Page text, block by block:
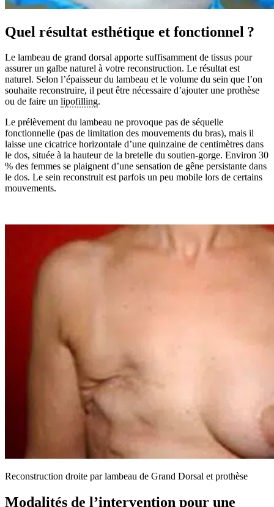
Quel résultat esthétique et fonctionnel ?
Le lambeau de grand dorsal apporte suffisamment de tissus pour
assurer un galbe naturel à votre reconstruction. Le résultat est
naturel. Selon l’épaisseur du lambeau et le volume du sein que l’on
souhaite reconstruire, il peut être nécessaire d’ajouter une prothèse
ou de faire un lipofilling.
Le prélèvement du lambeau ne provoque pas de séquelle
fonctionnelle (pas de limitation des mouvements du bras), mais il
laisse une cicatrice horizontale d’une quinzaine de centimètres dans
le dos, située à la hauteur de la bretelle du soutien-gorge. Environ 30
% des femmes se plaignent d’une sensation de gêne persistante dans
le dos. Le sein reconstruit est parfois un peu mobile lors de certains
mouvements.
Reconstruction droite par lambeau de Grand Dorsal et prothèse
Modalités de l’intervention pour une